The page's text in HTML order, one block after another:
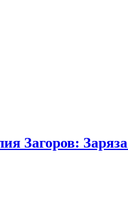
Загоров: